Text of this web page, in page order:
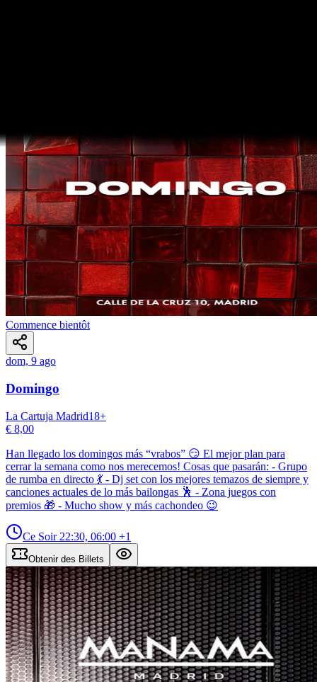
Commence bientôt
dom, 9 ago
Domingo
La Cartuja Madrid18+
€ 8,00
Han llegado los domingos más “vrabos” 😏 El mejor plan para
cerrar la semana como nos merecemos! Cosas que pasarán: - Grupo
de rumba en directo 💃 - Dj set con los mejores temazos de siempre y
canciones actuales de lo más bailongas 🕺 - Zona juegos con
premios 🎁 - Mucho show y más cachondeo 😉
Ce Soir 22:30, 06:00 +1
Obtenir des Billets